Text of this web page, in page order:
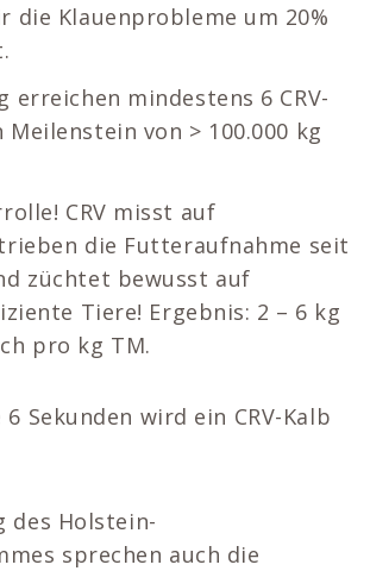
die Klauenprobleme um 20%
erreichen mindestens 6 CRV-
Meilenstein von > 100.000 kg
CRV misst auf
die Futteraufnahme seit
züchtet bewusst auf
Tiere! Ergebnis: 2 – 6 kg
pro kg TM.
Sekunden wird ein CRV-Kalb
des Holstein-
sprechen auch die